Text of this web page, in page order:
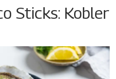
Sticks: Kobler